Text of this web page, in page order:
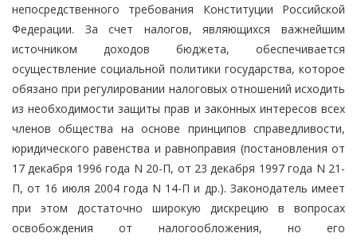
непосредственного требования Конституции Российской
Федерации. За счет налогов, являющихся важнейшим
источником доходов бюджета, обеспечивается
осуществление социальной политики государства, которое
обязано при регулировании налоговых отношений исходить
из необходимости защиты прав и законных интересов всех
членов общества на основе принципов справедливости,
юридического равенства и равноправия (постановления от
17 декабря 1996 года N 20-П, от 23 декабря 1997 года N 21-
П, от 16 июля 2004 года N 14-П и др.). Законодатель имеет
при этом достаточно широкую дискрецию в вопросах
освобождения от налогообложения, но его